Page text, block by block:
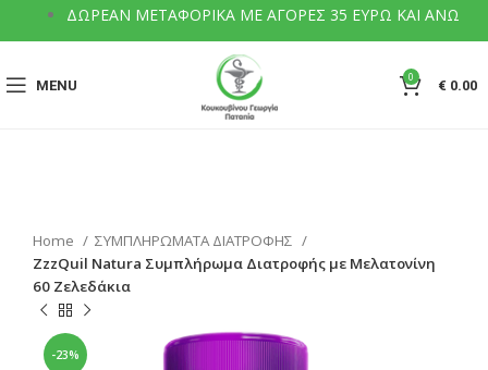
ΔΩΡΕΑΝ ΜΕΤΑΦΟΡΙΚΑ ΜΕ ΑΓΟΡΕΣ 35 ΕΥΡΩ ΚΑΙ ΑΝΩ
MENU 0 € 0.00
Home
ΣΥΜΠΛΗΡΩΜΑΤΑ ΔΙΑΤΡΟΦΗΣ
ZzzQuil Natura Συμπλήρωμα Διατροφής με Μελατονίνη
60 Ζελεδάκια
-23%